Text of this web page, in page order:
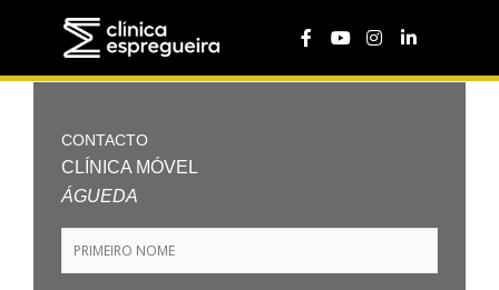
CONTACTO
CLÍNICA MÓVEL
ÁGUEDA